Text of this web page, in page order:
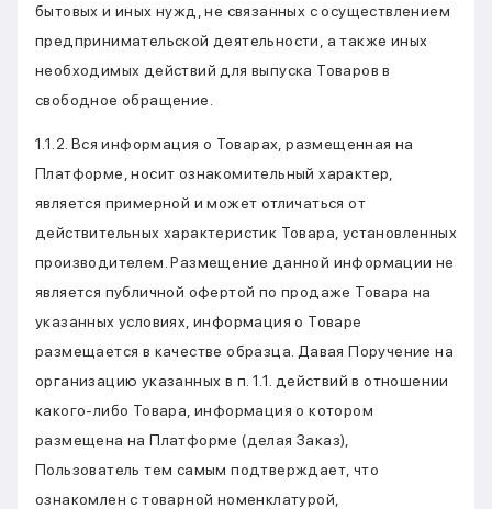
бытовых и иных нужд, не связанных с осуществлением
предпринимательской деятельности, а также иных
необходимых действий для выпуска Товаров в
свободное обращение.
1.1.2. Вся информация о Товарах, размещенная на
Платформе, носит ознакомительный характер,
является примерной и может отличаться от
действительных характеристик Товара, установленных
производителем. Размещение данной информации не
является публичной офертой по продаже Товара на
указанных условиях, информация о Товаре
размещается в качестве образца. Давая Поручение на
организацию указанных в п. 1.1. действий в отношении
какого-либо Товара, информация о котором
размещена на Платформе (делая Заказ),
Пользователь тем самым подтверждает, что
ознакомлен с товарной номенклатурой,